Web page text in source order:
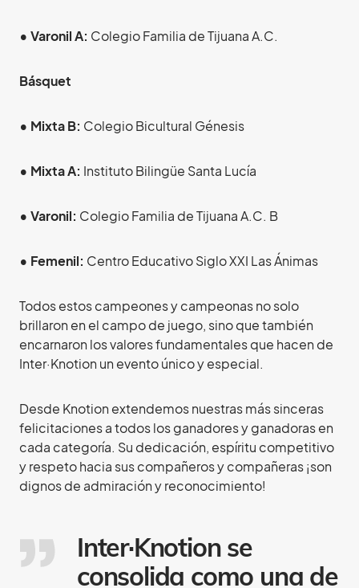
• Varonil A: Colegio Familia de Tijuana A.C.
Básquet
• Mixta B: Colegio Bicultural Génesis
• Mixta A: Instituto Bilingüe Santa Lucía
• Varonil: Colegio Familia de Tijuana A.C. B
• Femenil: Centro Educativo Siglo XXI Las Ánimas
Todos estos campeones y campeonas no solo
brillaron en el campo de juego, sino que también
encarnaron los valores fundamentales que hacen de
Inter·Knotion un evento único y especial.
Desde Knotion extendemos nuestras más sinceras
felicitaciones a todos los ganadores y ganadoras en
cada categoría. Su dedicación, espíritu competitivo
y respeto hacia sus compañeros y compañeras ¡son
dignos de admiración y reconocimiento!
Inter·Knotion se
consolida como una de